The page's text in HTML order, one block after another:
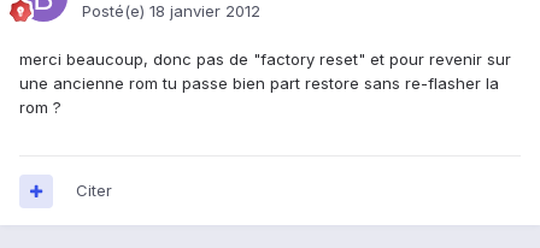
Posté(e) 18 janvier 2012
merci beaucoup, donc pas de "factory reset" et pour revenir sur
une ancienne rom tu passe bien part restore sans re-flasher la
rom ?
Citer